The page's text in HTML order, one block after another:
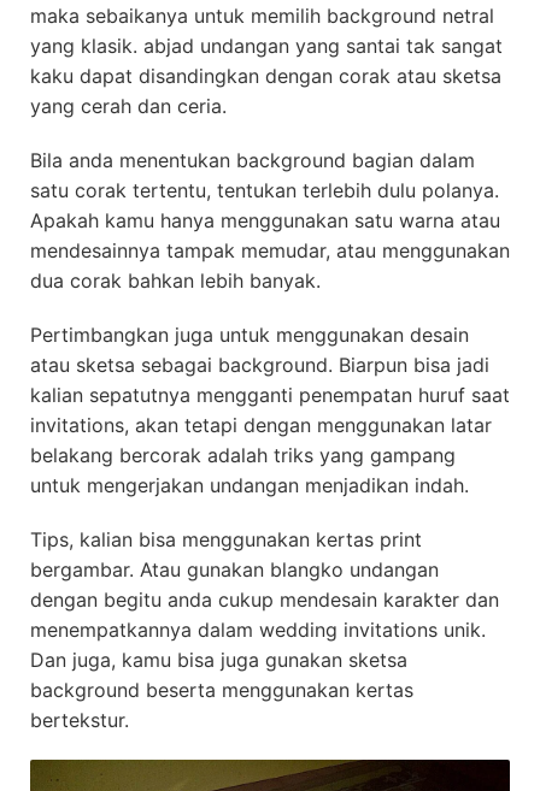
maka sebaikanya untuk memilih background netral
yang klasik. abjad undangan yang santai tak sangat
kaku dapat disandingkan dengan corak atau sketsa
yang cerah dan ceria.
Bila anda menentukan background bagian dalam
satu corak tertentu, tentukan terlebih dulu polanya.
Apakah kamu hanya menggunakan satu warna atau
mendesainnya tampak memudar, atau menggunakan
dua corak bahkan lebih banyak.
Pertimbangkan juga untuk menggunakan desain
atau sketsa sebagai background. Biarpun bisa jadi
kalian sepatutnya mengganti penempatan huruf saat
invitations, akan tetapi dengan menggunakan latar
belakang bercorak adalah triks yang gampang
untuk mengerjakan undangan menjadikan indah.
Tips, kalian bisa menggunakan kertas print
bergambar. Atau gunakan blangko undangan
dengan begitu anda cukup mendesain karakter dan
menempatkannya dalam wedding invitations unik.
Dan juga, kamu bisa juga gunakan sketsa
background beserta menggunakan kertas
bertekstur.